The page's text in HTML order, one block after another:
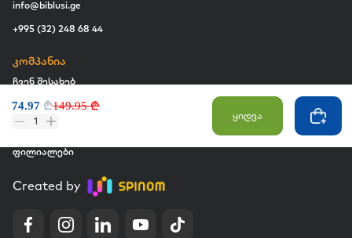
74.97 ₾149.95 ₾
1 ყიდვა
info@biblusi.ge
+995 (32) 248 68 44
კომპანია
ჩვენ შესახებ
ვაკანსია
კომერციული შესყიდვები
ფილიალები
Created by